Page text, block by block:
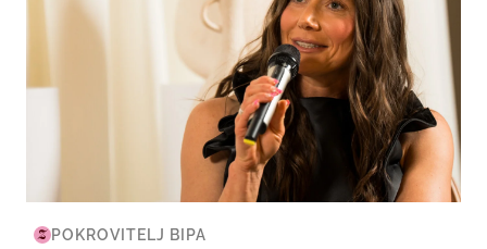
POKROVITELJ BIPA